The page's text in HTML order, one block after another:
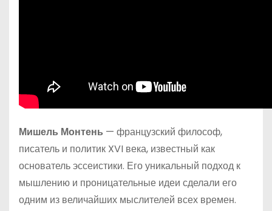
Мишель Монтень — французский философ,
писатель и политик XVI века, известный как
основатель эссеистики. Его уникальный подход к
мышлению и проницательные идеи сделали его
одним из величайших мыслителей всех времен.